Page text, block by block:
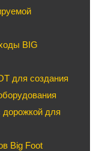
BIG
для создания
для
Big Foot